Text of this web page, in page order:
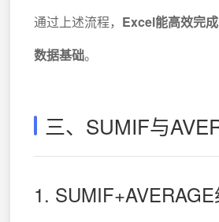
通过上述流程， Excel能高效完
数据基础。
三、SUMIF与
1.